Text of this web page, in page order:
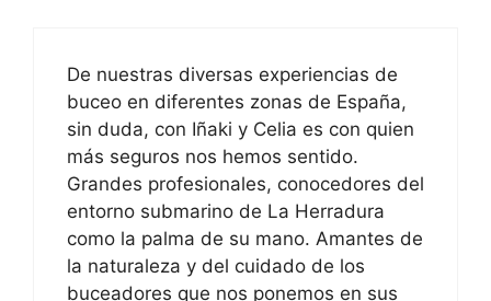
De nuestras diversas experiencias de
buceo en diferentes zonas de España,
sin duda, con Iñaki y Celia es con quien
más seguros nos hemos sentido.
Grandes profesionales, conocedores del
entorno submarino de La Herradura
como la palma de su mano. Amantes de
la naturaleza y del cuidado de los
buceadores que nos ponemos en sus